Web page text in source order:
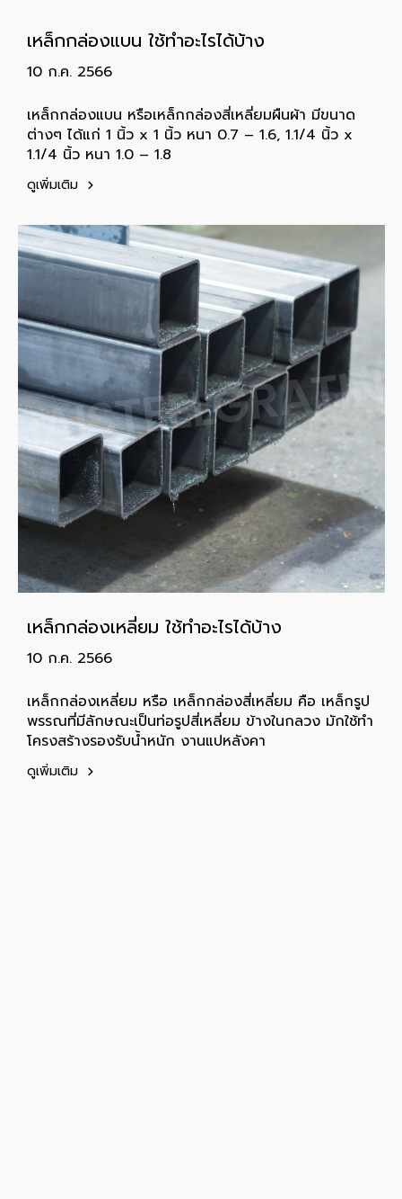
เหล็กกล่องแบน ใช้ทำอะไรได้บ้าง
10 ก.ค. 2566
เหล็กกล่องแบน หรือเหล็กกล่องสี่เหลี่ยมผืนผ้า มีขนาด
ต่างๆ ได้แก่ 1 นิ้ว x 1 นิ้ว หนา 0.7 – 1.6, 1.1/4 นิ้ว x
1.1/4 นิ้ว หนา 1.0 – 1.8
ดูเพิ่มเติม
เหล็กกล่องเหลี่ยม ใช้ทำอะไรได้บ้าง
10 ก.ค. 2566
เหล็กกล่องเหลี่ยม หรือ เหล็กกล่องสี่เหลี่ยม คือ เหล็กรูป
พรรณที่มีลักษณะเป็นท่อรูปสี่เหลี่ยม ข้างในกลวง มักใช้ทำ
โครงสร้างรองรับน้ำหนัก งานแปหลังคา
ดูเพิ่มเติม